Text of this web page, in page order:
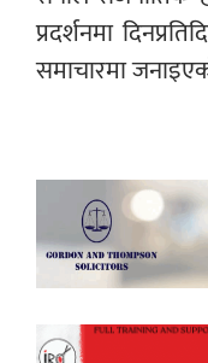
प्रदर्शनमा
समाचारमा